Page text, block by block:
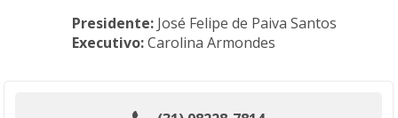
Presidente: José Felipe de Paiva Santos
Executivo:Carolina Armondes